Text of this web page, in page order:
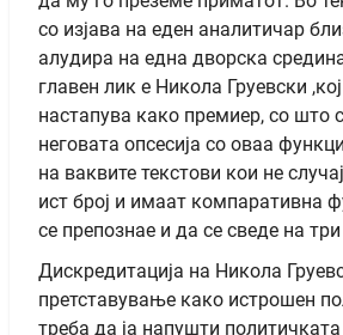
со изјава на еден аналитичар
алудира на една дворска
главен лик е Никола Груевски
нaстапува како премиер, со што
неговата опсесија со оваа
на ваквите текстови кои не
ист број и имаат компаративна
се препознае и да се сведе на
Дискредитација на Никола
претставување како истрошен
треба да ја напушти